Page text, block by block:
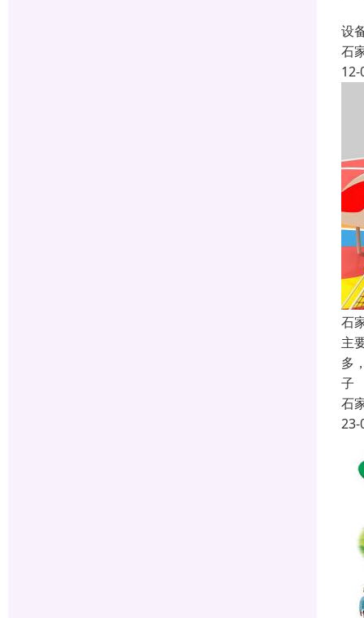
设
石
12-
石
主
多
子
石
23-